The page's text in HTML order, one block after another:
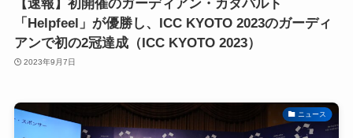
【速報】初開催のガーディアン・カタパルト
「Helpfeel」が優勝し、ICC KYOTO 2023のガーディ
アンで初の2冠達成（ICC KYOTO 2023）
2023年9月7日
ニュース